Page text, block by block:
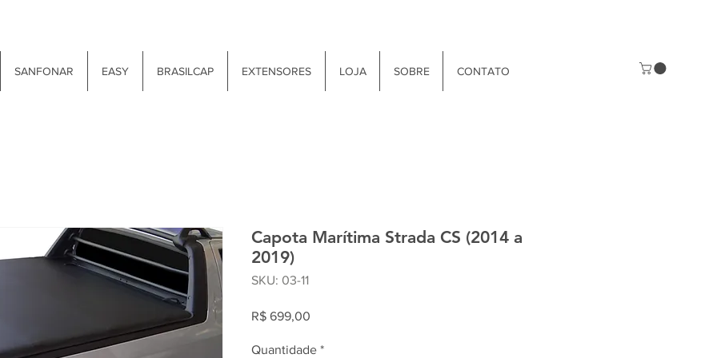
SANFONAR EASY BRASILCAP EXTENSORES LOJA SOBRE CONTATO
Capota Marítima Strada CS (2014 a
2019)
SKU: 03-11
R$ 699,00
Quantidade *